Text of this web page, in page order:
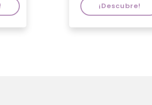
¡Descubre!